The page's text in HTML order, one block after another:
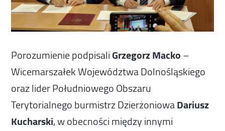
Porozumienie podpisaliGrzegorz Macko–
Wicemarszałek Województwa Dolnośląskiego
oraz lider Południowego Obszaru
Terytorialnego burmistrz DzierżoniowaDariusz
Kucharski, w obecności między innymi